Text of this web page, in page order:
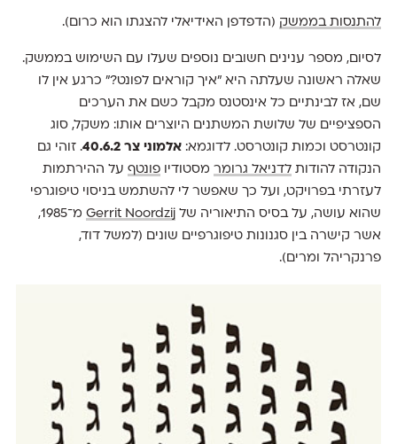
להתנסות בממשק (הדפדפן האידיאלי להצגתו הוא כרום).
לסיום, מספר ענינים חשובים נוספים שעלו עם השימוש בממשק.
שאלה ראשונה שעלתה היא ״איך קוראים לפונט?״ כרגע אין לו
שם, אז לבינתיים כל אינסטנס מקבל כשם את הערכים
הספציפיים של שלושת המשתנים היוצרים אותו: משקל, סוג
קונטרסט וכמות קונטרסט. לדוגמא: אלמוני צר 40.6.2
. זוהי גם
הנקודה להודות לדניאל גרומרמסטודיו פונטףעל ההירתמות
לעזרתי בפרויקט, ועל כך שאפשר לי להשתמש בניסוי טיפוגרפי
שהוא עושה, על בסיס התיאוריה של Gerrit Noordzij
מ־1985,
אשר קישרה בין סגנונות טיפוגרפיים שונים (למשל דוד,
פרנקריהל ומרים).